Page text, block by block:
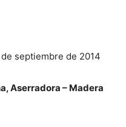
septiembre de 2014
Aserradora – Madera